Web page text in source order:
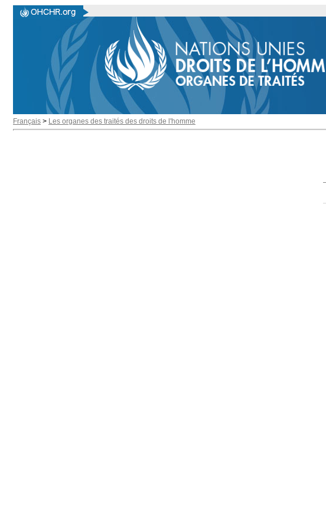
Français > Les organes des traités des droits de l'homme